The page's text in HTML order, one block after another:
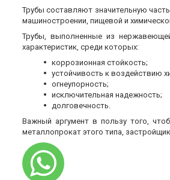
Трубы составляют значительную
машиностроении, пищевой и
Трубы, выполненные из
характеристик, среди которых:
коррозионная стойкость;
устойчивость к воздействию
огнеупорность;
исключительная надежность;
долговечность.
Важный аргумент в пользу того,
металлопрокат этого типа,